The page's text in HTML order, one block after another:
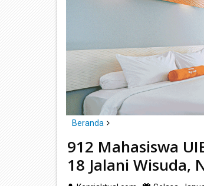
Beranda
912 Mahasiswa UIB Program
912 Mahasiswa
18 Jalani Wisuda,